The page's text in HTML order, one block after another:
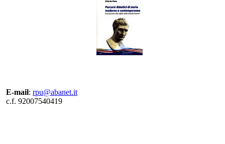
E-mail: rpu@abanet.it
c.f. 92007540419